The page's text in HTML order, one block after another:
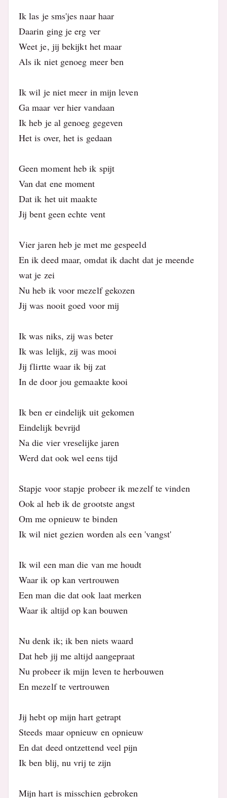
Ik las je sms'jes naar haar
Daarin ging je erg ver
Weet je, jij bekijkt het maar
Als ik niet genoeg meer ben
Ik wil je niet meer in mijn leven
Ga maar ver hier vandaan
Ik heb je al genoeg gegeven
Het is over, het is gedaan
Geen moment heb ik spijt
Van dat ene moment
Dat ik het uit maakte
Jij bent geen echte vent
Vier jaren heb je met me gespeeld
En ik deed maar, omdat ik dacht dat je meende
wat je zei
Nu heb ik voor mezelf gekozen
Jij was nooit goed voor mij
Ik was niks, zij was beter
Ik was lelijk, zij was mooi
Jij flirtte waar ik bij zat
In de door jou gemaakte kooi
Ik ben er eindelijk uit gekomen
Eindelijk bevrijd
Na die vier vreselijke jaren
Werd dat ook wel eens tijd
Stapje voor stapje probeer ik mezelf te vinden
Ook al heb ik de grootste angst
Om me opnieuw te binden
Ik wil niet gezien worden als een 'vangst'
Ik wil een man die van me houdt
Waar ik op kan vertrouwen
Een man die dat ook laat merken
Waar ik altijd op kan bouwen
Nu denk ik; ik ben niets waard
Dat heb jij me altijd aangepraat
Nu probeer ik mijn leven te herbouwen
En mezelf te vertrouwen
Jij hebt op mijn hart getrapt
Steeds maar opnieuw en opnieuw
En dat deed ontzettend veel pijn
Ik ben blij, nu vrij te zijn
Mijn hart is misschien gebroken